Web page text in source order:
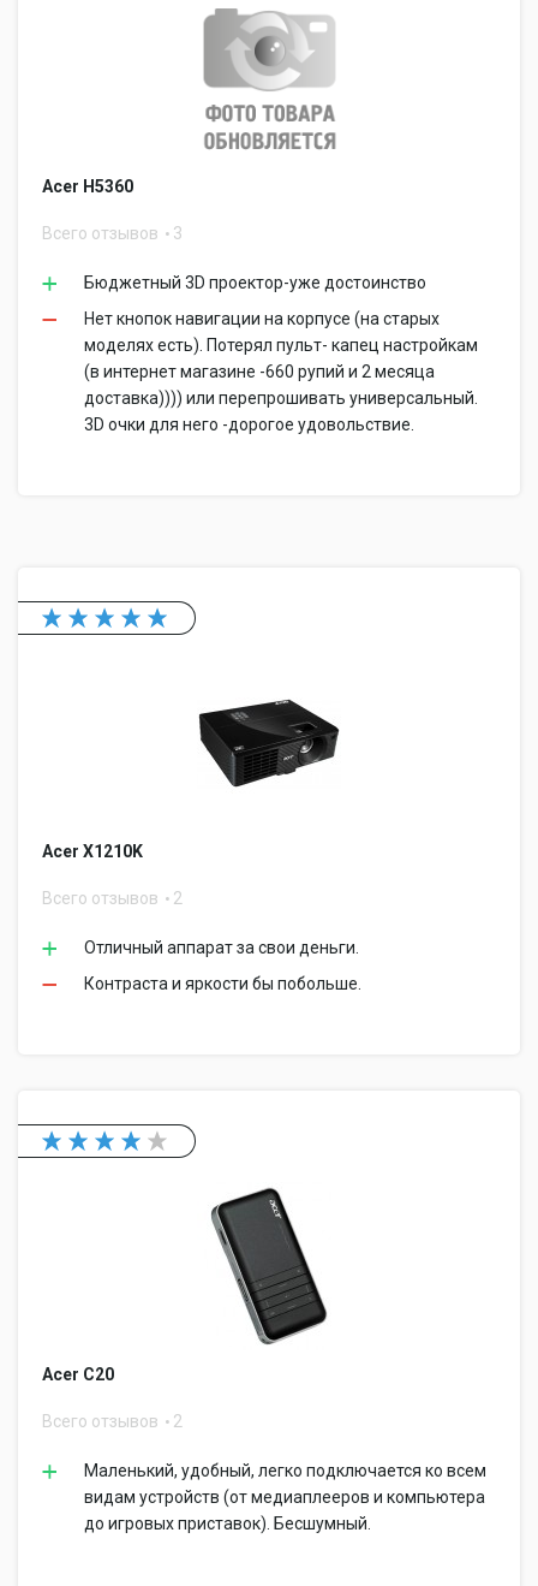
Acer H5360
Всего отзывов 3
Бюджетный 3D проектор-уже достоинство
Нет кнопок навигации на корпусе (на старых
моделях есть). Потерял пульт- капец настройкам
(в интернет магазине -660 рупий и 2 месяца
доставка)))) или перепрошивать универсальный.
3D очки для него -дорогое удовольствие.
Acer X1210K
Всего отзывов 2
Отличный аппарат за свои деньги.
Контраста и яркости бы побольше.
Acer C20
Всего отзывов 2
Маленький, удобный, легко подключается ко всем
видам устройств (от медиаплееров и компьютера
до игровых приставок). Бесшумный.